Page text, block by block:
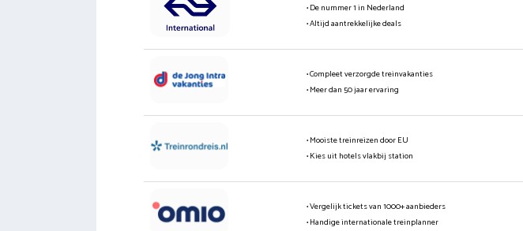
• De nummer 1 in Nederland
• Altijd aantrekkelijke deals
• Compleet verzorgde treinvakanties
• Meer dan 50 jaar ervaring
• Mooiste treinreizen door EU
• Kies uit hotels vlakbij station
• Vergelijk tickets van 1000+ aanbieders
• Handige internationale treinplanner